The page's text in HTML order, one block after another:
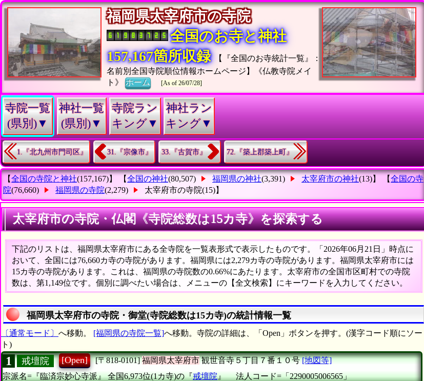
福岡県太宰府市の寺院
全国のお寺と神社
157,167箇所収録
【『全国のお寺統計一覧』：
名前別全国寺院順位情報ホームページ】《仏教寺院メイ
ト》ホーム [As of 26/07/28]
寺院一覧
(県別)▼
神社一覧
(県別)▼
寺院ラン
キング▼
神社ラン
キング▼
1.『北九州市門司区』 31.『宗像市』 33.『古賀市』 72.『築上郡築上町』
【全国の寺院と神社(157,167)】 【全国の神社(80,507) 福岡県の神社(3,391) 太宰府市の神社(13)】 【全国の寺
院(76,660) 福岡県の寺院(2,279) 太宰府市の寺院(15)】
太宰府市の寺院・仏閣《寺院総数は15カ寺》を探索する
下記のリストは、福岡県太宰府市にある全寺院を一覧表形式で表示したものです。「2026年06月21日」時点に
おいて、全国には76,660カ寺の寺院があります。福岡県には2,279カ寺の寺院があります。福岡県太宰府市には
15カ寺の寺院があります。これは、福岡県の寺院数の0.66%にあたります。太宰府市の全国市区町村での寺院
数は、第1,149位です。個別に調べたい場合は、メニューの【全文検索】にキーワードを入力してください。
福岡県太宰府市の寺院・御堂(寺院総数は15カ寺)の統計情報一覧
〔通常モード〕 へ移動。 [福岡県の寺院一覧]へ移動。寺院の詳細は、「Open」ボタンを押す。(漢字コード順にソー
ト)
1 戒壇院 [Open] [〒818-0101] 福岡県太宰府市観世音寺５丁目７番１０号 [地図等]
宗派名=『臨済宗妙心寺派』 全国6,973位(1カ寺)の『戒壇院』 法人コード=「2290005006565」